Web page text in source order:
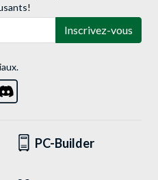
Inscrivez-vous
PC-Builder